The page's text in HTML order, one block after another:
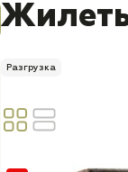
Разгрузка